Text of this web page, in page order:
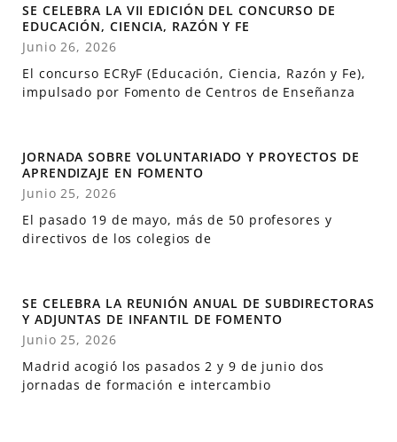
SE CELEBRA LA VII EDICIÓN DEL CONCURSO DE
EDUCACIÓN, CIENCIA, RAZÓN Y FE
Junio 26, 2026
El concurso ECRyF (Educación, Ciencia, Razón y Fe),
impulsado por Fomento de Centros de Enseñanza
JORNADA SOBRE VOLUNTARIADO Y PROYECTOS DE
APRENDIZAJE EN FOMENTO
Junio 25, 2026
El pasado 19 de mayo, más de 50 profesores y
directivos de los colegios de
SE CELEBRA LA REUNIÓN ANUAL DE SUBDIRECTORAS
Y ADJUNTAS DE INFANTIL DE FOMENTO
Junio 25, 2026
Madrid acogió los pasados 2 y 9 de junio dos
jornadas de formación e intercambio